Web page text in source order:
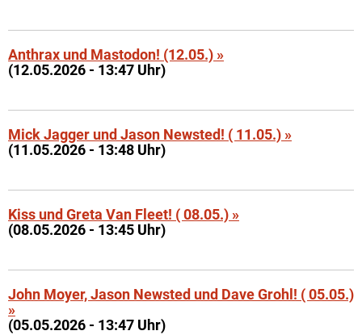
Anthrax und Mastodon! (12.05.) »
(12.05.2026 - 13:47 Uhr)
Mick Jagger und Jason Newsted! ( 11.05.) »
(11.05.2026 - 13:48 Uhr)
Kiss und Greta Van Fleet! ( 08.05.) »
(08.05.2026 - 13:45 Uhr)
John Moyer, Jason Newsted und Dave Grohl! ( 05.05.)
»
(05.05.2026 - 13:47 Uhr)